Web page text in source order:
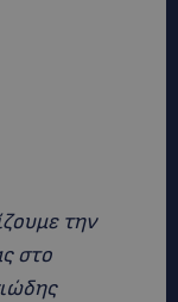
την
στο